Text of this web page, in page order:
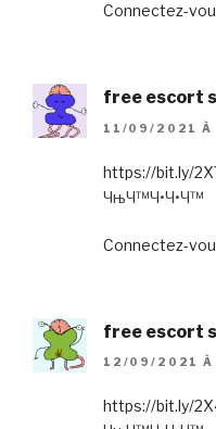
Connectez-
free escort
11/09/2021 À
https://bit.ly/
ЧњЧ™Ч•Ч•Ч™
Connectez-
free escort
12/09/2021 À
https://bit.ly/